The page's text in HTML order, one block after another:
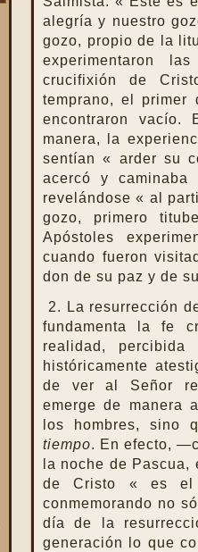
alegría y nuestro
gozo, propio de la
experimentaron
crucifixión de
temprano, el
encontraron
manera, la
sentían « arder su
acercó y
revelándose « al
gozo, primero
Apóstoles
cuando fueron
don de su paz y de
2. La resurrección
fundamenta la fe
realidad,
históricamente
de ver al Señor
emerge de manera
los hombres,
tiempo. En efecto,
la noche de
de Cristo « es el
conmemorando no
día de la
generación lo que